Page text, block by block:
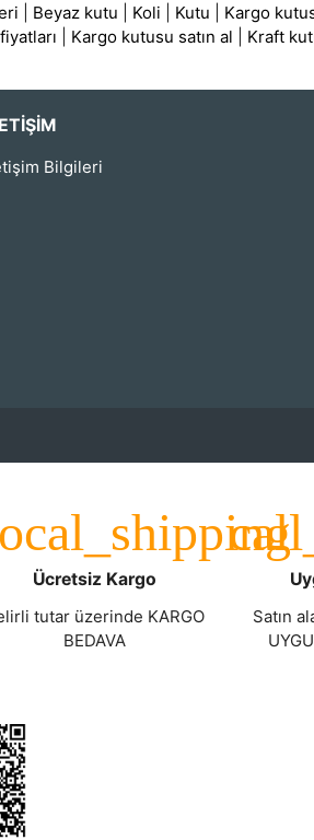
Beyaz kutu Koli Kutu Kargo
Kargo kutusu satın al Kraft
Bilgileri
Ücretsiz Kargo
tutar üzerinde KARGO
BEDAVA
Satın